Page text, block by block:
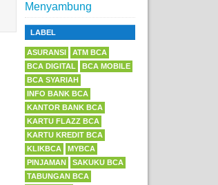
Menyambung
LABEL
ASURANSI
ATM BCA
BCA DIGITAL
BCA MOBILE
BCA SYARIAH
INFO BANK BCA
KANTOR BANK BCA
KARTU FLAZZ BCA
KARTU KREDIT BCA
KLIKBCA
MYBCA
PINJAMAN
SAKUKU BCA
TABUNGAN BCA